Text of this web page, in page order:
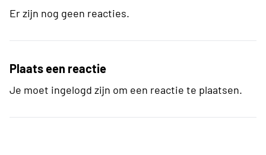
Er zijn nog geen reacties.
Plaats een reactie
Je moet ingelogd zijn om een reactie te plaatsen.